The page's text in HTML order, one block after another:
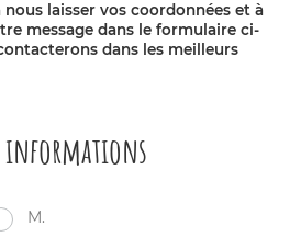
laisser vos coordonnées et à
message dans le formulaire ci-
dans les meilleurs
informations
M.